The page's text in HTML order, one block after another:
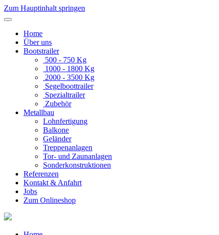
Zum Hauptinhalt springen
Home
Über uns
Bootstrailer
500 - 750 Kg
1000 - 1800 Kg
2000 - 3500 Kg
Segelboottrailer
Spezialtrailer
Zubehör
Metallbau
Lohnfertigung
Balkone
Geländer
Treppenanlagen
Tor- und Zaunanlagen
Sonderkon­struktionen
Referenzen
Kontakt & Anfahrt
Jobs
Zum Onlineshop